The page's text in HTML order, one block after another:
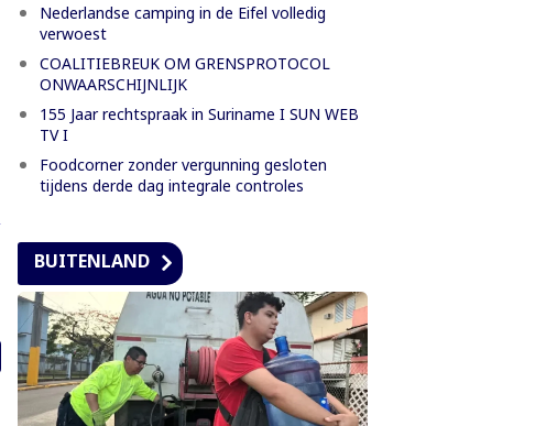
Nederlandse camping in de Eifel volledig
verwoest
COALITIEBREUK OM GRENSPROTOCOL
ONWAARSCHIJNLIJK
155 Jaar rechtspraak in Suriname I SUN WEB
TV I
Foodcorner zonder vergunning gesloten
tijdens derde dag integrale controles
BUITENLAND